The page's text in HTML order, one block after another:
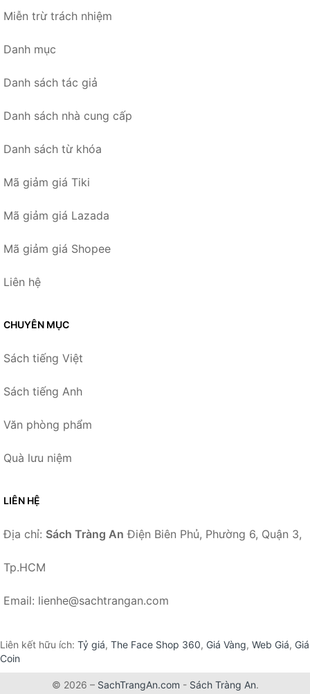
Miễn trừ trách nhiệm
Danh mục
Danh sách tác giả
Danh sách nhà cung cấp
Danh sách từ khóa
Mã giảm giá Tiki
Mã giảm giá Lazada
Mã giảm giá Shopee
Liên hệ
CHUYÊN MỤC
Sách tiếng Việt
Sách tiếng Anh
Văn phòng phẩm
Quà lưu niệm
LIÊN HỆ
Địa chỉ: Sách Tràng An Điện Biên Phủ, Phường 6, Quận 3,
Tp.HCM
Email: lienhe@sachtrangan.com
Liên kết hữu ích: Tỷ giá, The Face Shop 360, Giá Vàng, Web Giá, Giá
Coin
© 2026 – SachTrangAn.com - Sách Tràng An.